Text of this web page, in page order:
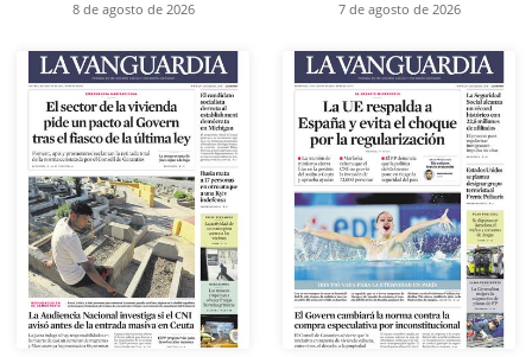
8 de agosto de 2026 7 de agosto de 2026